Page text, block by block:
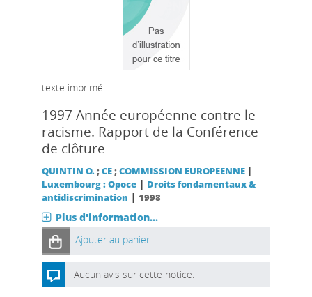
texte imprimé
1997 Année européenne contre le
racisme. Rapport de la Conférence
de clôture
QUINTIN O.;CE;COMMISSION EUROPEENNE |
Luxembourg : Opoce| Droits fondamentaux &
antidiscrimination | 1998
Plus d'information...
Ajouter au panier
Aucun avis sur cette notice.